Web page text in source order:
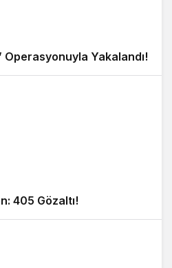
Operasyonuyla Yakalandı!
405 Gözaltı!